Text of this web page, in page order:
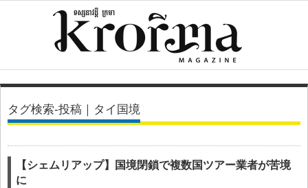
タグ検索-投稿｜タイ国境
【シェムリアップ】国境閉鎖で複数国ツアー業者が苦境
に